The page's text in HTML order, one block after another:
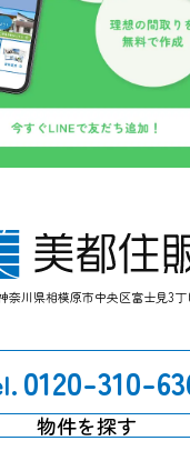
奈川県相模原市中央区富士見3丁
0120-310-
物件を探す